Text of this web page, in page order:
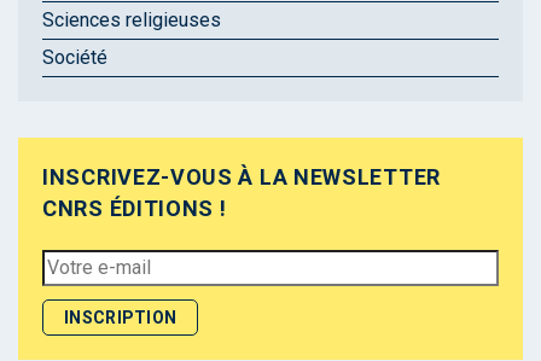
Sciences religieuses
Société
INSCRIVEZ-VOUS À LA NEWSLETTER
CNRS ÉDITIONS !